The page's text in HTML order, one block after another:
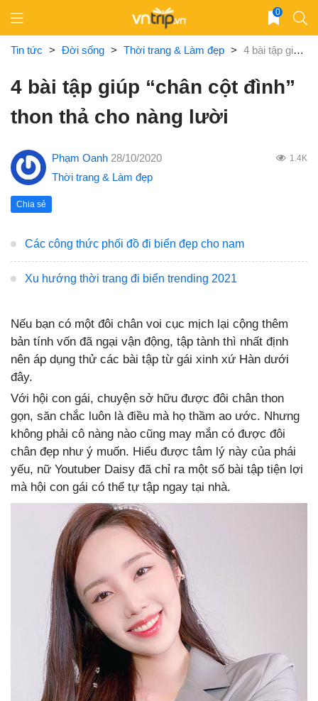
content
0
Tin tức > Đời sống > Thời trang & Làm đẹp > 4 bài tập giúp “chân cột đình” thon thả cho nàng lười
4 bài tập giúp “chân cột đình”
thon thả cho nàng lười
Phạm Oanh 28/10/2020 1.4K
Thời trang & Làm đẹp
Chia sẻ
Các công thức phối đồ đi biển đẹp cho nam
Xu hướng thời trang đi biển trending 2021
Nếu bạn có một đôi chân voi cục mịch lại cộng thêm
bản tính vốn đã ngại vận động, tập tành thì nhất định
nên áp dụng thử các bài tập từ gái xinh xứ Hàn dưới
đây.
Với hội con gái, chuyện sở hữu được đôi chân thon
gọn, săn chắc luôn là điều mà họ thầm ao ước. Nhưng
không phải cô nàng nào cũng may mắn có được đôi
chân đẹp như ý muốn. Hiểu được tâm lý này của phái
yếu, nữ Youtuber Daisy đã chỉ ra một số bài tập tiện lợi
mà hội con gái có thể tự tập ngay tại nhà.